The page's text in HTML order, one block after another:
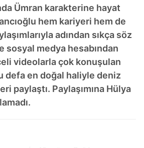
Ümran karakterine hayat
hem kariyeri hem de
adından sıkça söz
medya hesabından
videolarla çok konuşulan
defa en doğal haliyle deniz
paylaştı. Paylaşımına Hülya